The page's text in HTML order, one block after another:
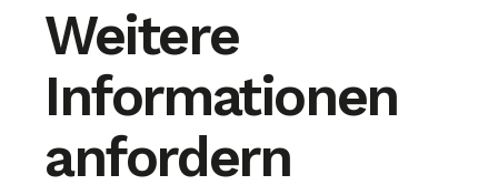
Weitere
Informationen
anfordern